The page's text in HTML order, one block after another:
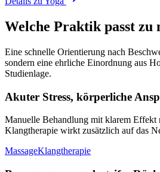
Welche Praktik passt zu
Eine schnelle Orientierung nach
sondern eine ehrliche Einordnung aus
Studienlage.
Akuter Stress, körperliche
Manuelle Behandlung mit klarem Effekt
Klangtherapie wirkt zusätzlich auf das
MassageKlangtherapie